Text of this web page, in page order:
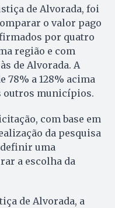
de Alvorada, foi
o valor pago
por quatro
região e com
de Alvorada. A
78% a 128% acima
outros municípios.
com base em
da pesquisa
uma
a escolha da
de Alvorada, a